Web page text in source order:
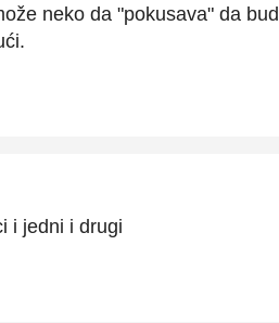
neko da "pokusava" da
i jedni i drugi